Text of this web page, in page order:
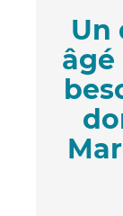
Un
âgé